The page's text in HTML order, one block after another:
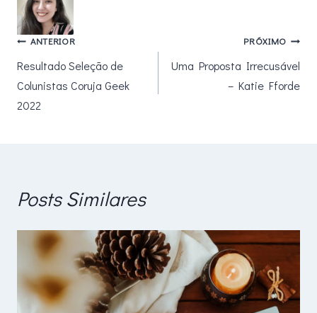
Navegação
de
Post
ANTERIOR
Resultado Seleção de
Colunistas Coruja Geek
2022
PRÓXIMO
Uma Proposta Irrecusável
– Katie Fforde
Posts Similares